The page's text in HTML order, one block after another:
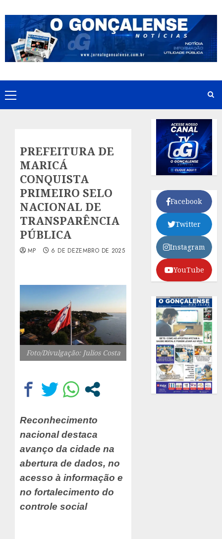
to
content
Primary
Menu
PREFEITURA DE
MARICÁ
CONQUISTA
PRIMEIRO SELO
NACIONAL DE
TRANSPARÊNCIA
PÚBLICA
MP 6 DE DEZEMBRO DE 2025
Foto/Divulgação: Julios Costa
Reconhecimento
nacional destaca
avanço da cidade na
abertura de dados, no
acesso à informação e
no fortalecimento do
controle social
Facebook
Twitter
Instagram
YouTube